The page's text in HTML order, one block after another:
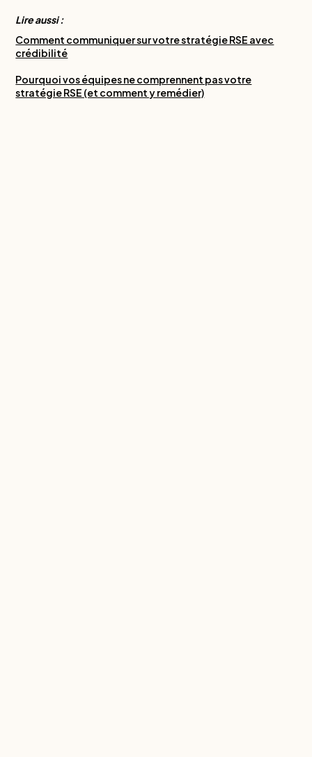
Lire aussi :
Comment communiquer sur votre stratégie RSE avec
crédibilité
Pourquoi vos équipes ne comprennent pas votre
stratégie RSE (et comment y remédier)